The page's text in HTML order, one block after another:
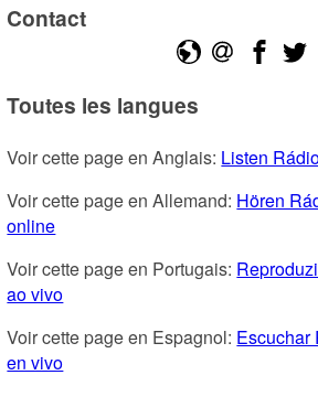
Contact
Toutes les langues
Voir cette page en Anglais: Listen
Voir cette page en Allemand: Hören
online
Voir cette page en Portugais:
ao vivo
Voir cette page en Espagnol: Escuchar
en vivo